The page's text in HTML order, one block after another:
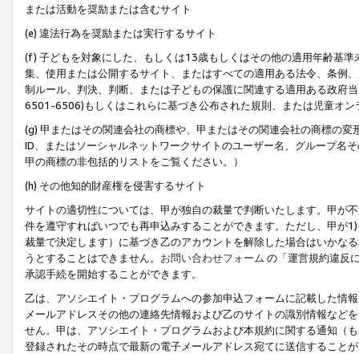
または活動を奨励または含むサイト
(e) 違法行為を奨励または実行するサイト
(f) 子どもを対象にした、もしくは13歳もしくはその他の適用年齢基
集、使用または公開するサイト、またはすべての適用ある法令、条例
制ルール、判決、判断、または子どもの保護に関連する適用ある政府
6501-6506)もしくはこれらに基づき公布された規則、または児童オン
(g) 甲またはその関連会社の商標や、甲またはその関連会社の商標の
ID、またはソーシャルネットワークサイトのユーザー名、グループ名
甲の商標の非包括的リストをご覧ください。）
(h) その他知的財産権を侵害するサイト
サイトの適切性については、甲が独自の裁量で判断いたします。甲が
件を遵守すればいつでも再申込みすることができます。ただし、甲が
裁量で決定します）に基づき乙のアカウントを解除した場合はいかな
うとすることはできません。 お問い合わせフォーム の「運営規約違反
承認手続を開始することができます。
乙は、アソシエイト・プログラムへの参加申込フォームに記載した情
メールアドレスその他の連絡先情報および乙のサイトの識別情報など
せん。甲は、アソシエイト・プログラムおよび本規約に関する通知（
登録されたその時点で最新の電子メールアドレス宛てに送信すること